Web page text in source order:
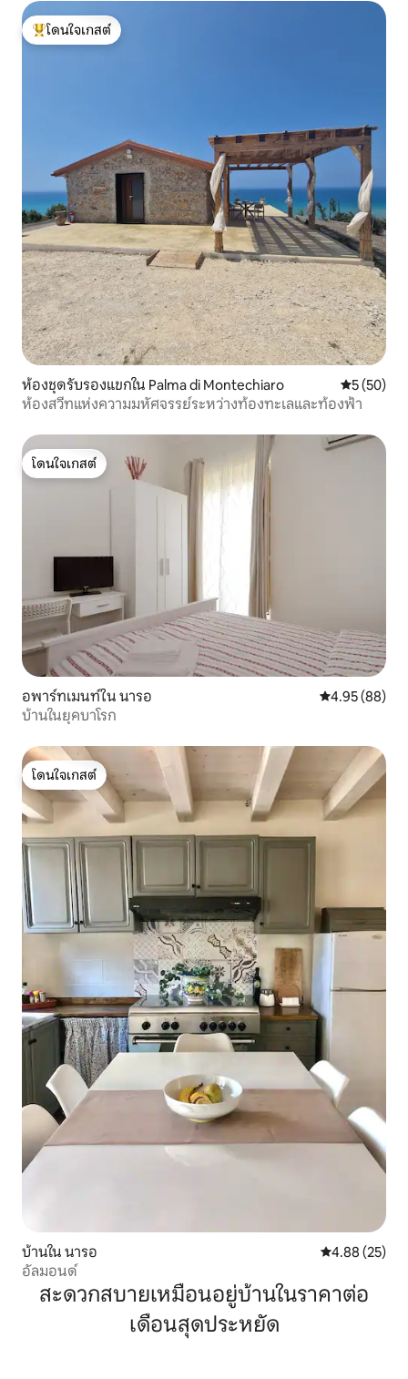
โดนใจเกสต์ที่สุด
โดนใจเกสต์
ห้องชุดรับรองแขกใน Palma di Montechiaro คะแนนเฉลี่
5 (50)
ห้องสวีทแห่งความมหัศจรรย์ระหว่างท้องทะเลและท้องฟ้า
โดนใจเกสต์
โดนใจเกสต์
อพาร์ทเมนท์ใน นารอ คะแนนเฉลี่ย
4.95 (88)
บ้านในยุคบาโรก
โดนใจเกสต์
โดนใจเกสต์
บ้านใน นารอ คะแนนเฉลี่ย
4.88 (25)
อัลมอนด์
สะดวกสบายเหมือนอยู่บ้านในราคาต่อ
เดือนสุดประหยัด